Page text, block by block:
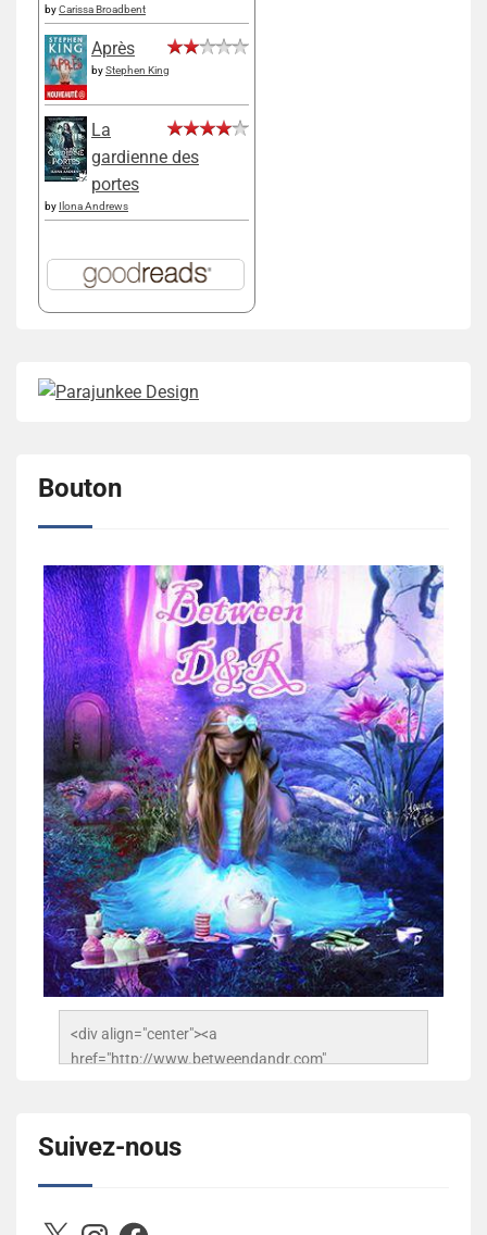
byCarissa Broadbent
Après
byStephen King
La
gardienne des
portes
by Ilona Andrews
Bouton
<div align="center"><a
href="http://www.betweendandr.com"
503716673157532-2788222864243652657-n.jpg"
alt="Between D&R" style="border:none;" /></a>
</div>
Suivez-nous
X InstagramFacebook